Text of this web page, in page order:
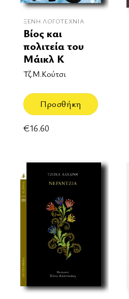
ΞΈΝΗ ΛΟΓΟΤΕΧΝΊΑ
Βίος και
πολιτεία του
Μάικλ Κ
Τζ.Μ.Κούτσι
Προσθήκη
€16.60